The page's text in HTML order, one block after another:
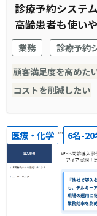
診療予約システ
高齢患者も使い
ック様）
業務
診療予約
顧客満足度を高めた
コストを削減したい
医療・化学 6名-20